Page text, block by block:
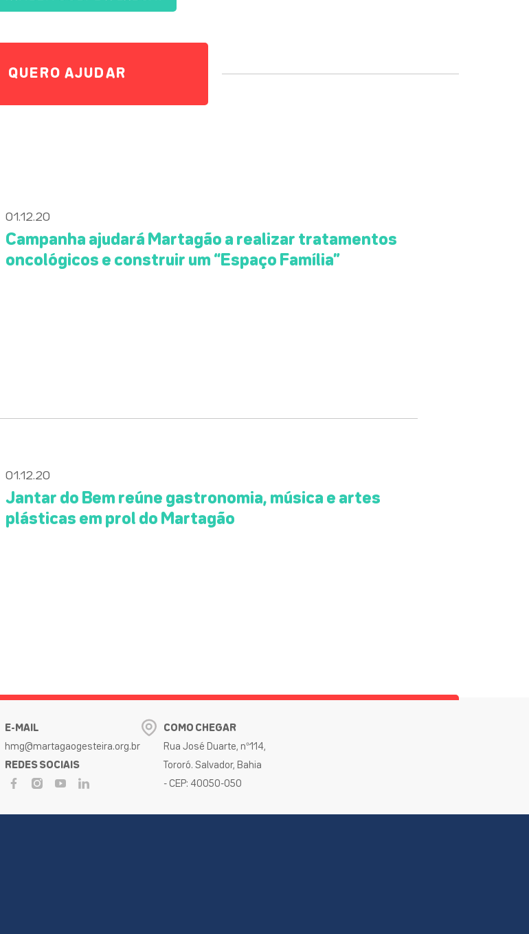
QUERO AJUDAR
01.12.20
Campanha ajudará Martagão a realizar tratamentos
oncológicos e construir um “Espaço Família”
01.12.20
Jantar do Bem reúne gastronomia, música e artes
plásticas em prol do Martagão
E-MAIL
hmg@martagaogesteira.org.br
REDES SOCIAIS
COMO CHEGAR
Rua José Duarte, nº114,
Tororó. Salvador, Bahia
- CEP: 40050-050